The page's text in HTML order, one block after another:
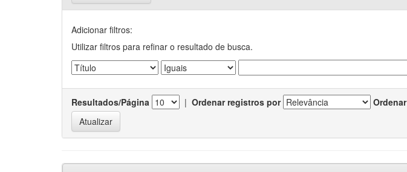
Adicionar filtros:
Utilizar filtros para refinar o resultado de busca.
Resultados/Página | Ordenar registros por Ordenar